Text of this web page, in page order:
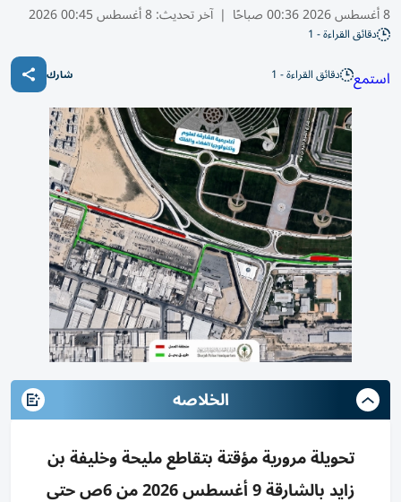
8 أغسطس 2026 00:36 صباحًا | آخر تحديث:8 أغسطس 00:45 2026
دقائق القراءة - 1
استمع دقائق القراءة - 1 شارك
الخلاصه
تحويلة مرورية مؤقتة بتقاطع مليحة وخليفة بن
زايد بالشارقة 9 أغسطس 2026 من 6ص حتى